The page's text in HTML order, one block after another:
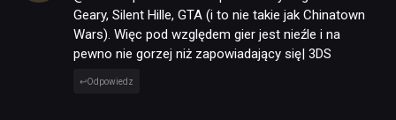
Geary, Silent Hille, GTA (i to nie takie jak Chinatown
Wars). Więc pod względem gier jest nieźle i na
pewno nie gorzej niż zapowiadający się| 3DS
Odpowiedz